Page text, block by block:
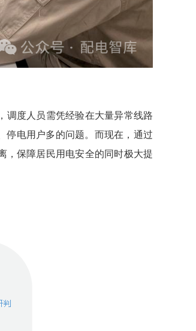
调度人员需凭经验在大量异常线路
停电用户多的问题。而现在，通过
，保障居民用电安全的同时极大提